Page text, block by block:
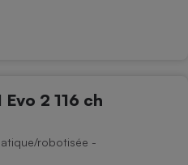
2 116 ch
robotisée -